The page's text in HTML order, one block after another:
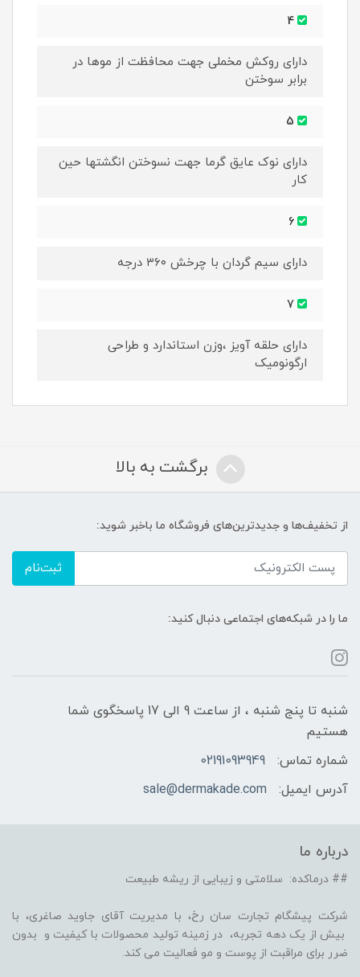
دارای روکش مخملی جهت محافظت از موها در
برابر سوختن
دارای نوک عایق گرما جهت نسوختن انگشتها حین
کار
دارای سیم گردان با چرخش ۳۶۰ درجه
دارای حلقه آویز ،وزن استاندارد و طراحی
ارگونومیک
برگشت به بالا
از تخفیف‌ها و جدیدترین‌های فروشگاه ما باخبر شوید:
ثبت‌نام
ما را در شبکه‌های اجتماعی دنبال کنید:
شنبه تا پنج شنبه ، از ساعت 9 الی 17 پاسخگوی شما
هستیم
شماره تماس:
02191093949
آدرس ایمیل:
sale@dermakade.com
درباره ما
## درماکده: سلامتی و زیبایی از ریشه طبیعت
شرکت پیشگام تجارت سان رخ، با مدیریت آقای جاوید صاغری، با
بیش از یک دهه تجربه، در زمینه تولید محصولات با کیفیت و بدون
ضرر برای مراقبت از پوست و مو فعالیت می کند.